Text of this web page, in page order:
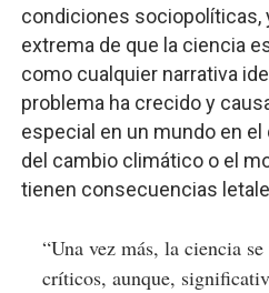
condiciones sociopolíticas,
extrema de que la ciencia
como cualquier narrativa
problema ha crecido y
especial en un mundo en
del cambio climático o el
tienen consecuencias
“Una vez más, la ciencia
críticos, aunque,